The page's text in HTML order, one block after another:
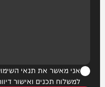
אני מאשר את תנאי
למשלוח תכנים ואישור